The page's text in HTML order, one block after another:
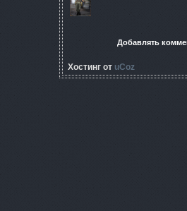
Добавлять
Хостинг от uCoz